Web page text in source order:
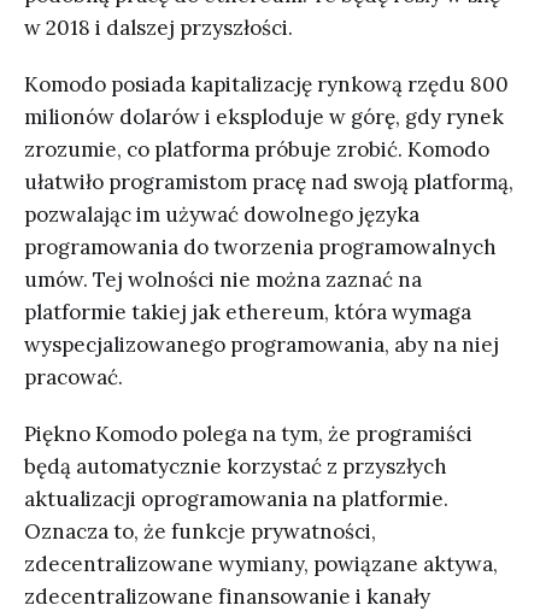
w 2018 i dalszej przyszłości.
Komodo posiada kapitalizację rynkową rzędu 800
milionów dolarów i eksploduje w górę, gdy rynek
zrozumie, co platforma próbuje zrobić. Komodo
ułatwiło programistom pracę nad swoją platformą,
pozwalając im używać dowolnego języka
programowania do tworzenia programowalnych
umów. Tej wolności nie można zaznać na
platformie takiej jak ethereum, która wymaga
wyspecjalizowanego programowania, aby na niej
pracować.
Piękno Komodo polega na tym, że programiści
będą automatycznie korzystać z przyszłych
aktualizacji oprogramowania na platformie.
Oznacza to, że funkcje prywatności,
zdecentralizowane wymiany, powiązane aktywa,
zdecentralizowane finansowanie i kanały